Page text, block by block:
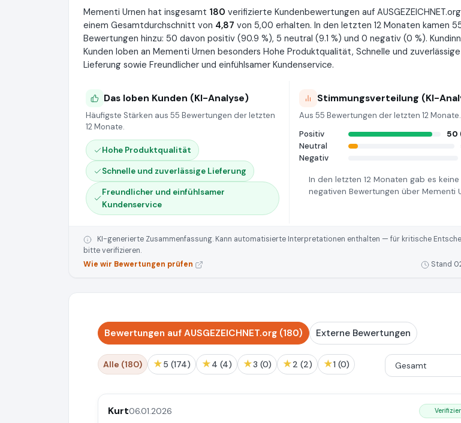
Mementi Urnen hat insgesamt 180 verifizierte Kundenbewertungen auf
einem Gesamtdurchschnitt von 4,87 von 5,00 erhalten. In den letzten 12 Monaten kamen
Bewertungen hinzu: 50 davon positiv (90.9 %), 5 neutral (9.1 %) und 0 negativ (0 %).
Kunden loben an Mementi Urnen besonders Hohe Produktqualität, Schnelle und zuverlässige
Lieferung sowie Freundlicher und einfühlsamer Kundenservice.
Das loben Kunden (KI-Analyse)
Häufigste Stärken aus 55 Bewertungen der letzten
12 Monate.
Hohe Produktqualität
Schnelle und zuverlässige Lieferung
Freundlicher und einfühlsamer
Kundenservice
Stimmungsverteilung (KI-
Aus 55 Bewertungen der letzten 12 Monate.
Positiv
50
Neutral
Negativ
In den letzten 12 Monaten gab es keine
negativen Bewertungen über Mementi
KI-generierte Zusammenfassung. Kann automatisierte Interpretationen enthalten — für kritische
bitte verifizieren.
Wie wir Bewertungen prüfen
Stand
Bewertungen auf AUSGEZEICHNET.org (180) Externe Bewertungen
Alle (180) ★ 5 (174) ★ 4 (4) ★ 3 (0) ★ 2 (2) ★ 1 (0)
Kurt06.01.2026